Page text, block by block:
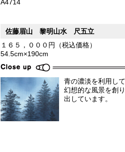
A4714
佐藤眉山 黎明山水 尺五立
１６５，０００円（税込価格）
54.5cm×190cm
青の濃淡を利用して
幻想的な風景を創り
出しています。